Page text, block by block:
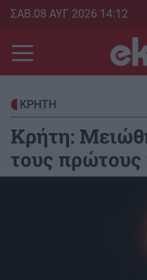
Skip
main
content
ΣΑΒ.08 ΑΥΓ 2026 14:12
ΚΡΗΤΗ
Κρήτη:
τους πρώτους